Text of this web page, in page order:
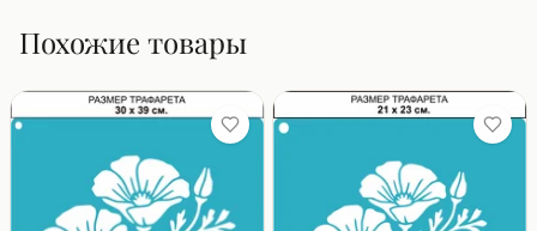
Похожие товары